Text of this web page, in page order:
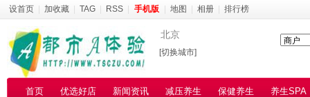
设首页 加收藏 TAG RSS 手机版 地图 相册 排行榜
北京
[切换城市]
首页 优选好店 新闻资讯 减压养生 保健养生 养生SPA